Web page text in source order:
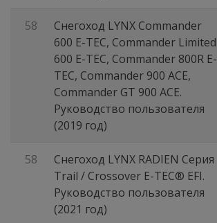
58
Снегоход LYNX Commander
600 E-TEC, Commander Limited
600 E-TEC, Commander 800R E-
TEC, Commander 900 ACE,
Commander GT 900 ACE.
Руководство пользователя
(2019 год)
58
Снегоход LYNX RADIEN Серия
Trail / Crossover E-TEC® EFI.
Руководство пользователя
(2021 год)